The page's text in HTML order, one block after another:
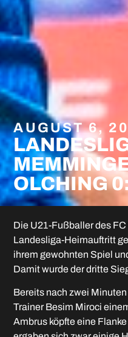
AUGUST 6,
OLCHING
Die U21-Fußballer des
Landesliga-Heimauftritt
ihrem gewohnten Spiel
Damit wurde der dritte
Bereits nach zwei
Trainer Besim Miroci
Ambrus köpfte eine